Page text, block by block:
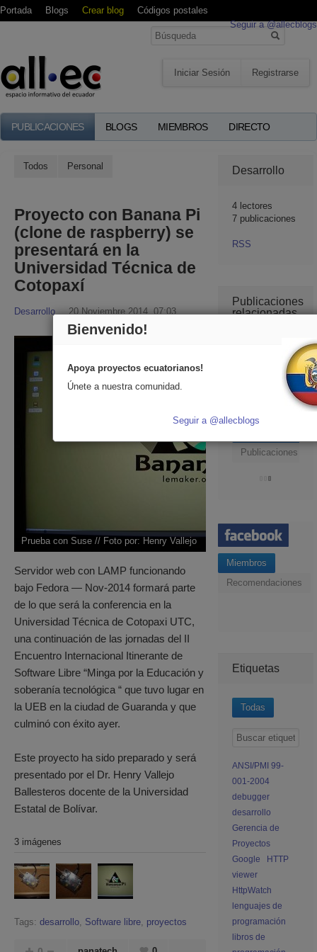
Portada Blogs Crear blog
Códigos postales
Seguir a @allecblogs
Iniciar Sesión Registrarse
PUBLICACIONES BLOGS MIEMBROS DIRECTO
Todos Personal
Proyecto con Banana Pi
(clone de raspberry) se
presentará en la
Universidad Técnica de
Cotopaxí
Desarrollo 20 Noviembre 2014, 07:03
Prueba con Suse // Foto por: Henry Vallejo
Servidor web con LAMP funcionando
bajo Fedora — Nov-2014 formará parte
de lo que será la conferencia en la
Universidad Técnica de Cotopaxi UTC,
una continuación de las jornadas del II
Encuentro Internacional Itinerante de
Software Libre “Minga por la Educación y
soberanía tecnológica “ que tuvo lugar en
la UEB en la ciudad de Guaranda y que
culminó con éxito ayer.
Este proyecto ha sido preparado y será
presentado por el Dr. Henry Vallejo
Ballesteros docente de la Universidad
Estatal de Bolívar.
3 imágenes
Tags: desarrollo, Software libre, proyectos
Desarrollo
4lectores
7 publicaciones
RSS
Publicaciones
relacionadas
Publicaciones
Miembros
Recomendaciones
Etiquetas
Todas
ANSI/PMI 99-
001-2004
debugger
desarrollo
Gerencia de
Proyectos
Google
HTTP
viewer
HttpWatch
lenguajes de
programación
libros de
Bienvenido!
Apoya proyectos ecuatorianos!
Únete a nuestra comunidad.
Seguir a @allecblogs